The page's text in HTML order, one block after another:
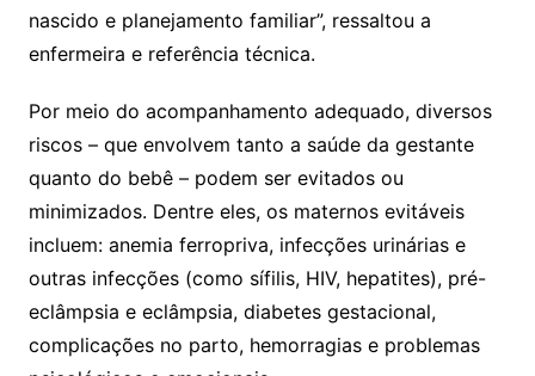
nascido e planejamento familiar”, ressaltou a
enfermeira e referência técnica.
Por meio do acompanhamento adequado, diversos
riscos – que envolvem tanto a saúde da gestante
quanto do bebê – podem ser evitados ou
minimizados. Dentre eles, os maternos evitáveis
incluem: anemia ferropriva, infecções urinárias e
outras infecções (como sífilis, HIV, hepatites), pré-
eclâmpsia e eclâmpsia, diabetes gestacional,
complicações no parto, hemorragias e problemas